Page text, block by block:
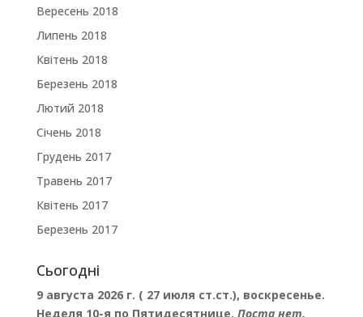
Вересень 2018
Липень 2018
Квітень 2018
Березень 2018
Лютий 2018
Січень 2018
Грудень 2017
Травень 2017
Квітень 2017
Березень 2017
Сьогодні
9 августа 2026 г. ( 27 июля ст.ст.), воскресенье.
Неделя 10-я по Пятидесятнице. Поста нет.